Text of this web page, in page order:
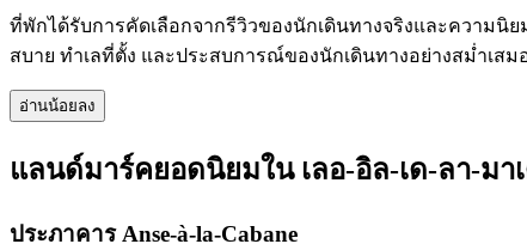
ที่พักได้รับการคัดเลือกจากรีวิวของนักเดินทางจริงและความนิย
สบาย ทำเลที่ตั้ง และประสบการณ์ของนักเดินทางอย่างสม่ำเสม
อ่านน้อยลง
แลนด์มาร์คยอดนิยมใน เลอ-อิล-เด-ลา-มา
ประภาคาร Anse-à-la-Cabane